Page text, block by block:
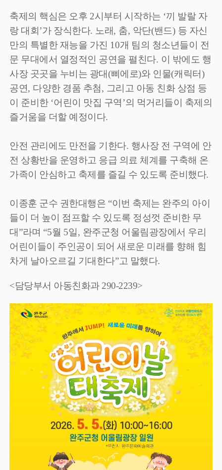
축제의 핵심은 오후 2시부터 시작하는 ‘끼 발랄 자
랑 대회’가 장식한다. 노래, 춤, 악단(밴드) 등 자신
만의 특별한 재능을 가진 10개 팀의 청소년들이 전
문 무대에서 열정적인 공연을 펼친다. 이 밖에도 행
사장 곳곳을 누비는 광대(삐에로)와 인물(캐릭터)
공연, 다양한 경품 추첨, 그리고 아동 친화 상점 등
이 준비한 ‘어린이 맛집 구역’의 먹거리들이 축제의
즐거움을 더할 예정이다.
안전 관리에도 만전을 기한다. 행사장 전 구역에 안
전 상황반을 운영하고 응급 의료 체계를 구축해 온
가족이 안심하고 축제를 즐길 수 있도록 준비했다.
이종훈 군수 권한대행은 “이번 축제는 완주의 아이
들이 더 높이 점프할 수 있도록 정성껏 준비한 무
대”라며 “5월 5일, 완주군청 어울림광장에서 우리
어린이들이 주인공이 되어 새로운 미래를 향해 힘
차게 날아오르길 기대한다”고 말했다.
<담당부서 아동친화과 290-2239>